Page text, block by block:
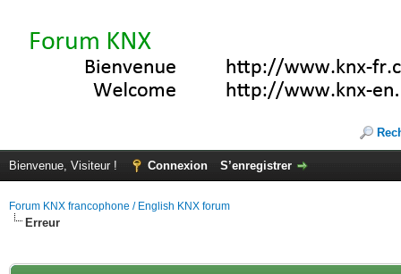
Bienvenue, Visiteur ! Connexion S’enregistrer
Forum KNX francophone / English KNX forum
Erreur